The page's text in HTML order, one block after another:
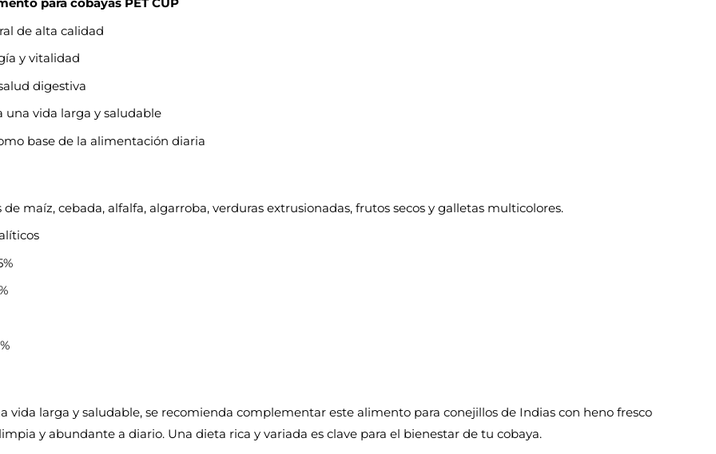
de alta calidad
y vitalidad
digestiva
una vida larga y saludable
base de la alimentación diaria
de maíz, cebada, alfalfa, algarroba, verduras extrusionadas, frutos secos y galletas multicolores.
vida larga y saludable, se recomienda complementar este alimento para conejillos de Indias con heno fresco
y abundante a diario. Una dieta rica y variada es clave para el bienestar de tu cobaya.